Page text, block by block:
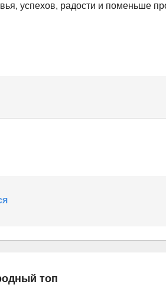
успехов, радости и поменьше
топ